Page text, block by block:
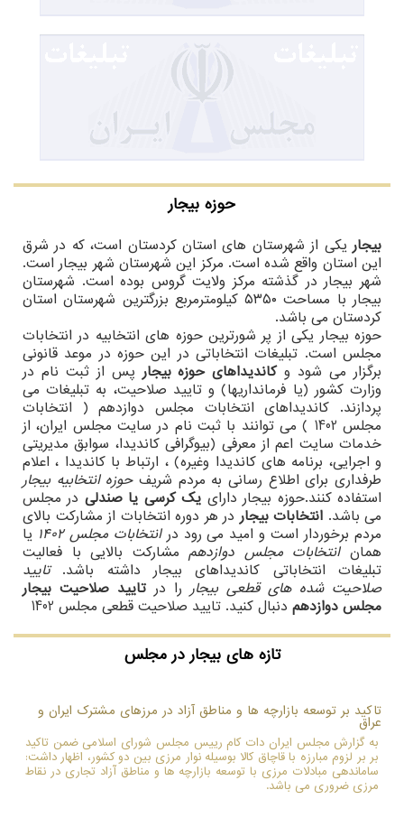
حوزه بیجار
بیجاریکی از شهرستان های استان کردستان است، که در شرق
این استان واقع شده است. مرکز این شهرستان شهر بیجار است.
شهر بیجار در گذشته مرکز ولایت گروس بوده است. شهرستان
بیجار با مساحت ۵۳۵۰ کیلومترمربع بزرگترین شهرستان استان
کردستان می باشد.
حوزه بیجار یکی از پر شورترین حوزه های انتخابیه در انتخابات
مجلس است. تبلیغات انتخاباتی در این حوزه در موعد قانونی
برگزار می شود وکاندیداهای حوزه بیجارپس از ثبت نام در
وزارت کشور (یا فرمانداریها) و تایید صلاحیت، به تبلیغات می
پردازند. کاندیداهای انتخابات مجلس دوازدهم ( انتخابات
مجلس 1402 ) می توانند با ثبت نام در سایت مجلس ایران، از
خدمات سایت اعم از معرفی (بیوگرافی کاندیدا، سوابق مدیریتی
و اجرایی، برنامه های کاندیدا وغیره) ، ارتباط با کاندیدا ، اعلام
طرفداری برای اطلاع رسانی به مردم شریفحوزه انتخابیه بیجار
استفاده کنند.حوزه بیجار دارای یک کرسی یا صندلی در مجلس
می باشد. انتخابات بیجاردر هر دوره انتخابات از مشارکت بالای
مردم برخوردار است و امید می رود درانتخابات مجلس 1402
یا
همانانتخابات مجلس دوازدهممشارکت بالایی با فعالیت
تبلیغات انتخاباتی کاندیداهای بیجار داشته باشد.تایید
صلاحیت شده های قطعی بیجار را در تایید صلاحیت بیجار
مجلس دوازدهم دنبال کنید. تایید صلاحیت قطعی مجلس 1402
تازه های بیجار در مجلس
تاکید بر توسعه بازارچه ها و مناطق آزاد در مرزهای مشترک ایران و
عراق
به گزارش مجلس ایران دات کام رییس مجلس شورای اسلامی ضمن تاکید
بر بر لزوم مبارزه با قاچاق کالا بوسیله نوار مرزی بین دو کشور، اظهار داشت:
ساماندهی مبادلات مرزی با توسعه بازارچه ها و مناطق آزاد تجاری در نقاط
مرزی ضروری می باشد.